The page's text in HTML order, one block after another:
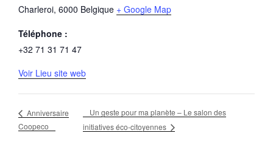
Charleroi, 6000 Belgique + Google Map
Téléphone :
+32 71 31 71 47
Voir Lieu site web
Anniversaire
Coopeco
Un geste pour ma planète – Le salon des
initiatives éco-citoyennes